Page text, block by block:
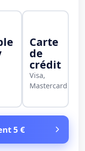
Carte
de
crédit
Visa,
Mastercard
5 €